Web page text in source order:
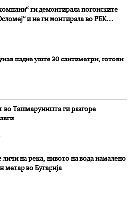
ги демонтирала погонските
и не ги монтирала во РЕК
падне уште 30 сантиметри, готови
во Ташмаруништa ги разгоре
личи на река, нивото на вода намалено
метар во Бугарија